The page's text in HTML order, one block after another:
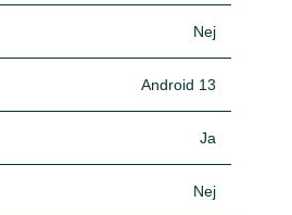
Nej
Android 13
Ja
Nej